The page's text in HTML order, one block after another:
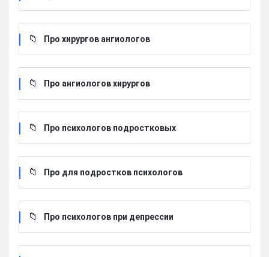
Про хирургов ангиологов
Про ангиологов хирургов
Про психологов подростковых
Про для подростков психологов
Про психологов при депрессии